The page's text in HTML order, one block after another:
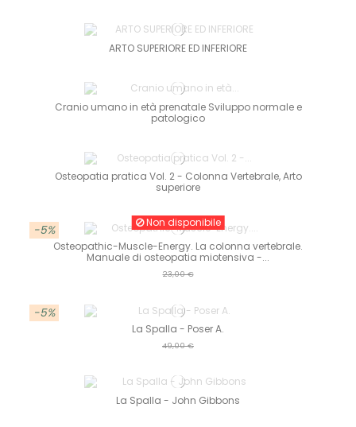
ARTO SUPERIORE ED INFERIORE
Cranio umano in età prenatale Sviluppo normale e
patologico
Osteopatia pratica Vol. 2 - Colonna Vertebrale, Arto
superiore
-5%
Non disponibile
Osteopathic-Muscle-Energy. La colonna vertebrale.
Manuale di osteopatia miotensiva -...
23,00 €
-5%
La Spalla - Poser A.
49,00 €
La Spalla - John Gibbons